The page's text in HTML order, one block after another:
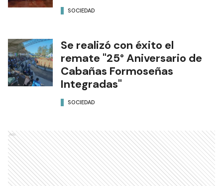
SOCIEDAD
Se realizó con éxito el
remate "25° Aniversario de
Cabañas Formoseñas
Integradas"
SOCIEDAD
Ads